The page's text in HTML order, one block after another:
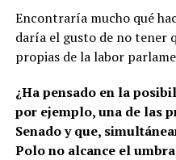
Encontraría mucho qué
daría el gusto de no tener
propias de la labor
¿Ha pensado en la
por ejemplo, una de las
Senado y que,
Polo no alcance el